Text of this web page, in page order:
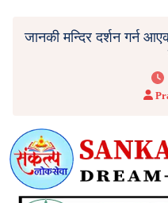
जानकी मन्दिर दर्शन गर्न